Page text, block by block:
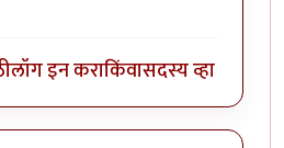
लॉग इन कराकिंवासदस्य व्हा